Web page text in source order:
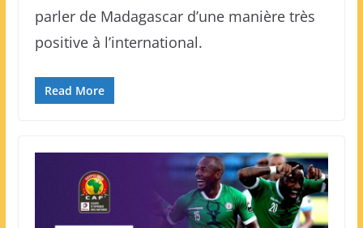
parler de Madagascar d’une manière très
positive à l’international.
Read More